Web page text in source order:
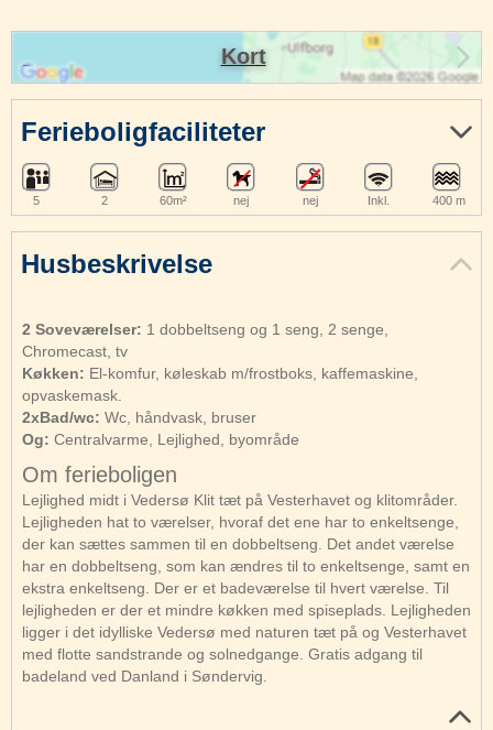
Husbeskrivelse
2 Soveværelser: 1 dobbeltseng og 1 seng, 2 senge,
Chromecast, tv
Køkken: El-komfur, køleskab m/frostboks, kaffemaskine,
opvaskemask.
2xBad/wc: Wc, håndvask, bruser
Og: Centralvarme, Lejlighed, byområde
Om ferieboligen
Lejlighed midt i Vedersø Klit tæt på Vesterhavet og klitområder.
Lejligheden hat to værelser, hvoraf det ene har to enkeltsenge,
der kan sættes sammen til en dobbeltseng. Det andet værelse
har en dobbeltseng, som kan ændres til to enkeltsenge, samt en
ekstra enkeltseng. Der er et badeværelse til hvert værelse. Til
lejligheden er der et mindre køkken med spiseplads. Lejligheden
ligger i det idylliske Vedersø med naturen tæt på og Vesterhavet
med flotte sandstrande og solnedgange. Gratis adgang til
badeland ved Danland i Søndervig.
Ferieboligfaciliteter
5 2 60m² nej nej Inkl. 400 m
Kort